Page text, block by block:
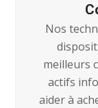
Nos
meilleurs
actifs
aider à